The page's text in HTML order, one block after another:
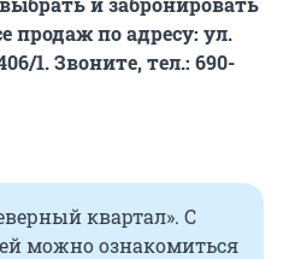
продаж по адресу: ул.
1. Звоните, тел.: 690-
квартал». С
можно ознакомиться